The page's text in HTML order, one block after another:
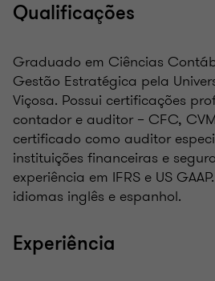
Qualificações
Graduado em Ciências
Gestão Estratégica pela
Viçosa. Possui certificações
contador e auditor – CFC,
certificado como auditor
instituições financeiras e
experiência em IFRS e US
idiomas inglês e espanhol.
Experiência